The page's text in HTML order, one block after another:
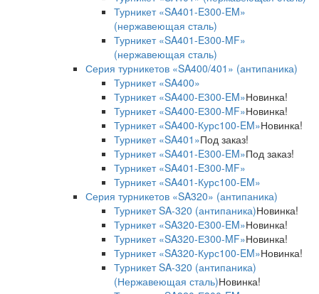
Турникет «SA401-E300-EM»
(нержавеющая сталь)
Турникет «SA401-E300-MF»
(нержавеющая сталь)
Серия турникетов «SA400/401» (антипаника)
Турникет «SA400»
Турникет «SA400-Е300-EM»Новинка!
Турникет «SA400-Е300-MF»Новинка!
Турникет «SA400-Курс100-EM»Новинка!
Турникет «SA401»Под заказ!
Турникет «SA401-E300-EM»Под заказ!
Турникет «SA401-E300-MF»
Турникет «SA401-Курс100-EM»
Серия турникетов «SA320» (антипаника)
Турникет SA-320 (антипаника)Новинка!
Турникет «SA320-Е300-EM»Новинка!
Турникет «SA320-Е300-MF»Новинка!
Турникет «SA320-Курс100-EM»Новинка!
Турникет SA-320 (антипаника)
(Нержавеющая сталь)Новинка!